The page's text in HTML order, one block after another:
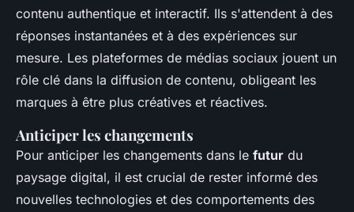
contenu authentique et interactif. Ils s'attendent à des
réponses instantanées et à des expériences sur
mesure. Les plateformes de médias sociaux jouent un
rôle clé dans la diffusion de contenu, obligeant les
marques à être plus créatives et réactives.
Anticiper les changements
Pour anticiper les changements dans le futur du
paysage digital, il est crucial de rester informé des
nouvelles technologies et des comportements des